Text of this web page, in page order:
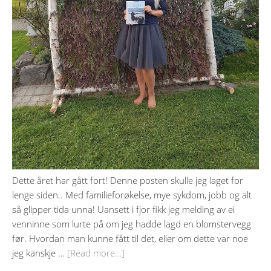
Dette året har gått fort! Denne posten skulle jeg laget for
lenge siden.. Med familieforøkelse, mye sykdom, jobb og alt
så glipper tida unna! Uansett i fjor fikk jeg melding av ei
venninne som lurte på om jeg hadde lagd en blomstervegg
før. Hvordan man kunne fått til det, eller om dette var noe
jeg kanskje … [Read more…]